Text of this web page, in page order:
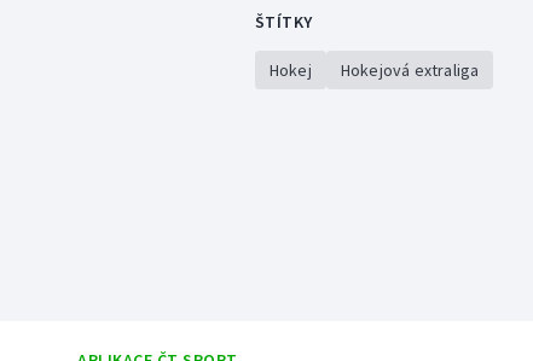
ŠTÍTKY
Hokej Hokejová extraliga